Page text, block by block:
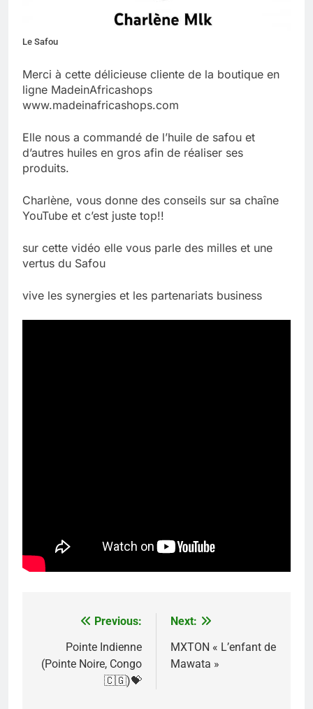
Le Safou
Merci à cette délicieuse cliente de la boutique en
ligne MadeinAfricashops
www.madeinafricashops.com
Elle nous a commandé de l’huile de safou et
d’autres huiles en gros afin de réaliser ses
produits.
Charlène, vous donne des conseils sur sa chaîne
YouTube et c’est juste top!!
sur cette vidéo elle vous parle des milles et une
vertus du Safou
vive les synergies et les partenariats business
Navigation
l’article
Previous:
Pointe Indienne
(Pointe Noire, Congo
🇨🇬)💝
Next:
MXTON « L’enfant de
Mawata »